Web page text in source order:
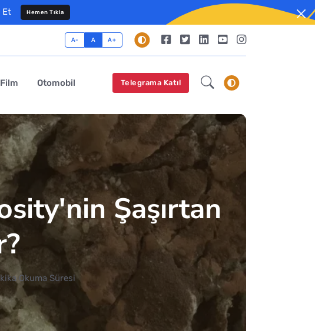
Et Hemen Tıkla
A- A A+
Otomobil Telegrama Katıl
Şaşırtan
Okuma Süresi